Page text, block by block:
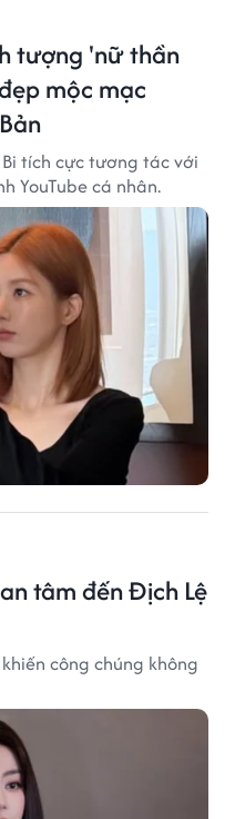
tượng 'nữ thần
mộc mạc
tích cực tương tác với
YouTube cá nhân.
tâm đến Địch Lệ
công chúng không